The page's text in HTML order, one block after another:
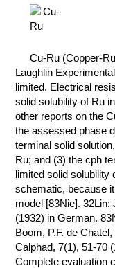
ХИМИЯ НА
И
ТЕХНОЛОГИЯ
КОНТАКТЫ
Cu-Ru (Copper-
Laughlin
limited. Electrical
solid solubility of Ru
other reports on the
the assessed phase
terminal solid
Ru; and (3) the cph
limited solid solubility
schematic, because
model [83Nie].
(1932) in German.
Boom, P.F. de
Calphad, 7(1), 51-70
Complete evaluation